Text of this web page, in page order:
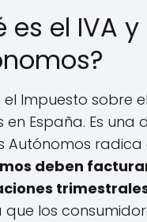
es el IVA
el Impuesto
en España. Es
Autónomos
deben
que los